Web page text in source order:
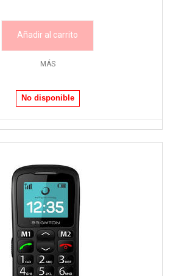
Añadir al carrito
MÁS
No disponible